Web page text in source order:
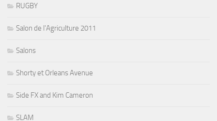
RUGBY
Salon de l'Agriculture 2011
Salons
Shorty et Orleans Avenue
Side FX and Kim Cameron
SLAM